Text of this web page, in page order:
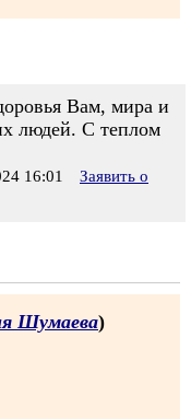
Вам, мира и
людей. С теплом
16:01
Заявить о
Шумаева)